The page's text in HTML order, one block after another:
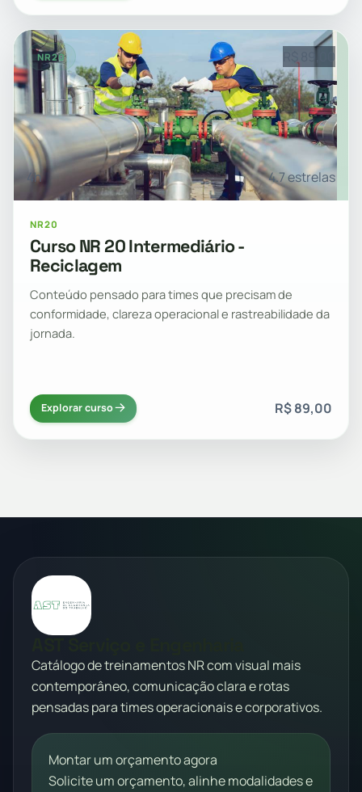
NR20 R$ 89,00
4h 4.7 estrelas
NR20
Curso NR 20 Intermediário -
Reciclagem
Conteúdo pensado para times que precisam de
conformidade, clareza operacional e rastreabilidade da
jornada.
Explorar curso R$ 89,00
Catálogo de treinamentos NR com visual mais
contemporâneo, comunicação clara e rotas
pensadas para times operacionais e corporativos.
Montar um orçamento agora
Solicite um orçamento, alinhe modalidades e